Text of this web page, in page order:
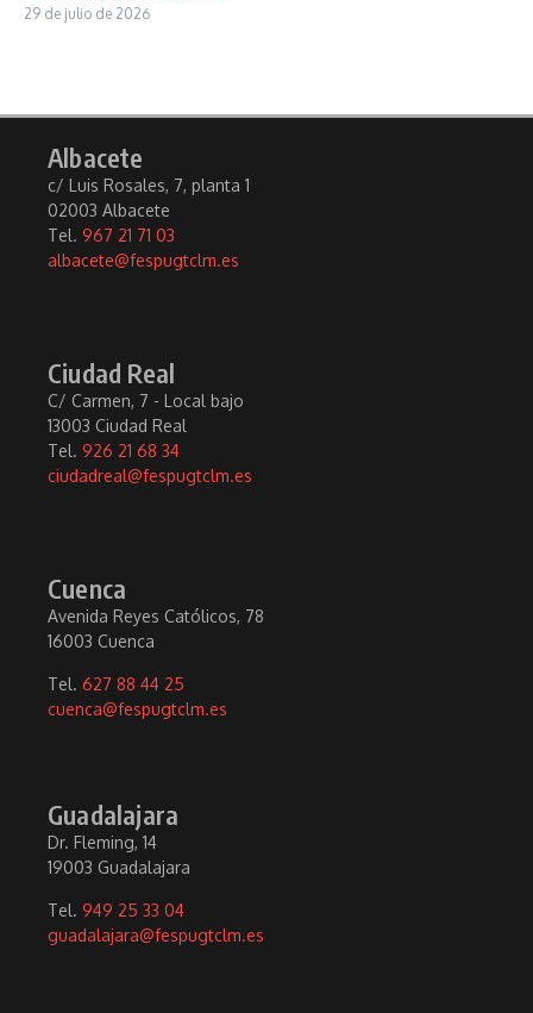
29 de julio de 2026
Albacete
c/ Luis Rosales, 7, planta 1
02003 Albacete
Tel. 967 21 71 03
albacete@fespugtclm.es
Ciudad Real
C/ Carmen, 7 - Local bajo
13003 Ciudad Real
Tel. 926 21 68 34
ciudadreal@fespugtclm.es
Cuenca
Avenida Reyes Católicos, 78
16003 Cuenca
Tel. 627 88 44 25
cuenca@fespugtclm.es
Guadalajara
Dr. Fleming, 14
19003 Guadalajara
Tel. 949 25 33 04
guadalajara@fespugtclm.es